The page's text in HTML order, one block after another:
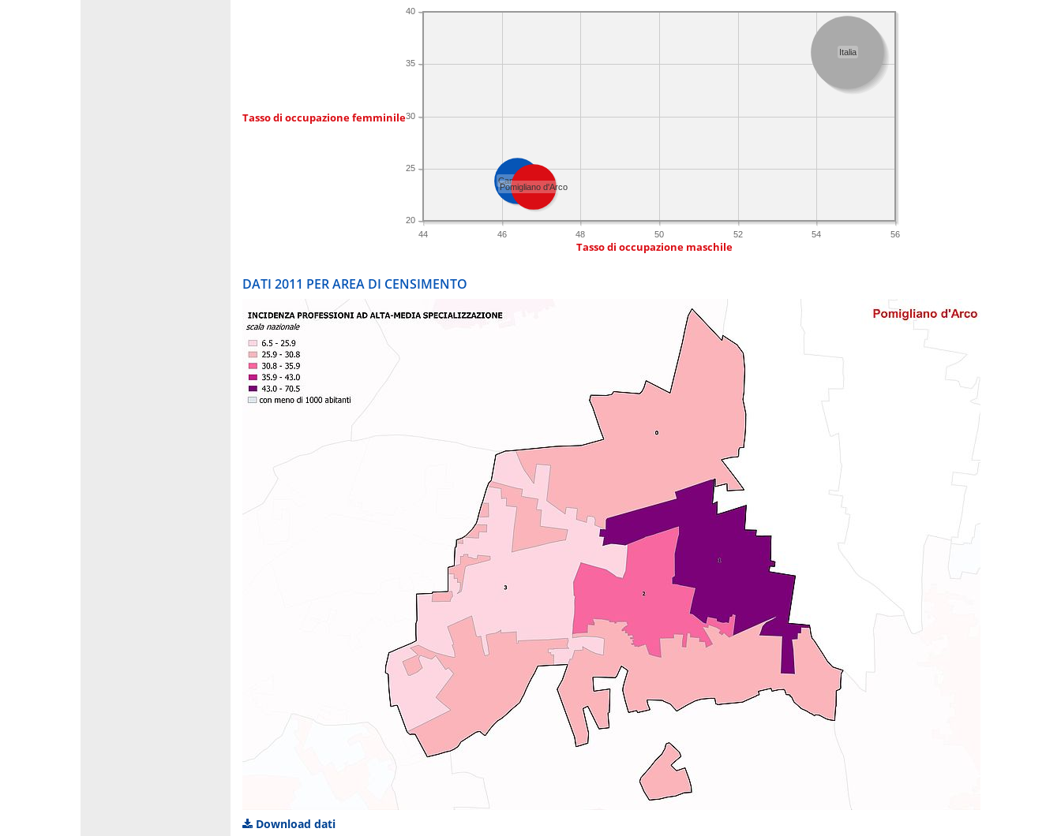
Tasso di occupazione femminile
44 46 48 50 52 54 56
20
25
30
35
40
Italia
Campania
Pomigliano d'Arco
Tasso di occupazione maschile
DATI 2011 PER AREA DI CENSIMENTO
Download dati